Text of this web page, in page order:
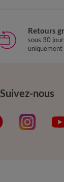
Retours
sous 30
uniquement
Suivez-nous